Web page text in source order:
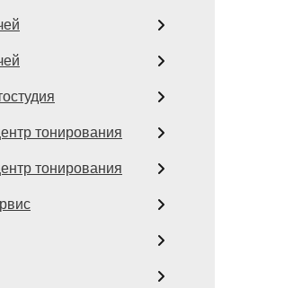
тонирования
тонирования